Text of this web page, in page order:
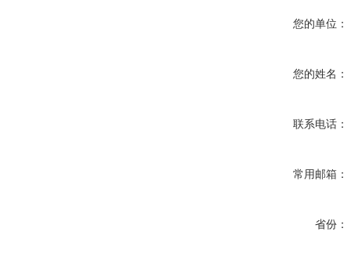
您的单位：
您的姓名：
联系电话：
常用邮箱：
省份：